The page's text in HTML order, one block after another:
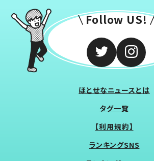
Follow US!
ほとせなニュースとは
タグ一覧
【利用規約】
ランキングSNS